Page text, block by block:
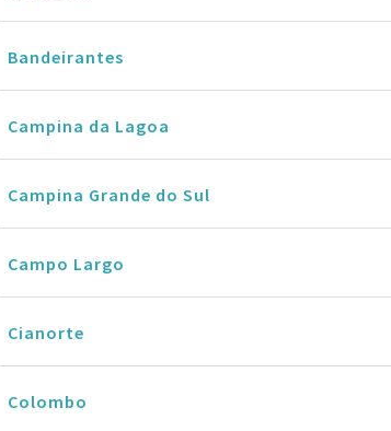
Bandeirantes
Campina da Lagoa
Campina Grande do Sul
Campo Largo
Cianorte
Colombo